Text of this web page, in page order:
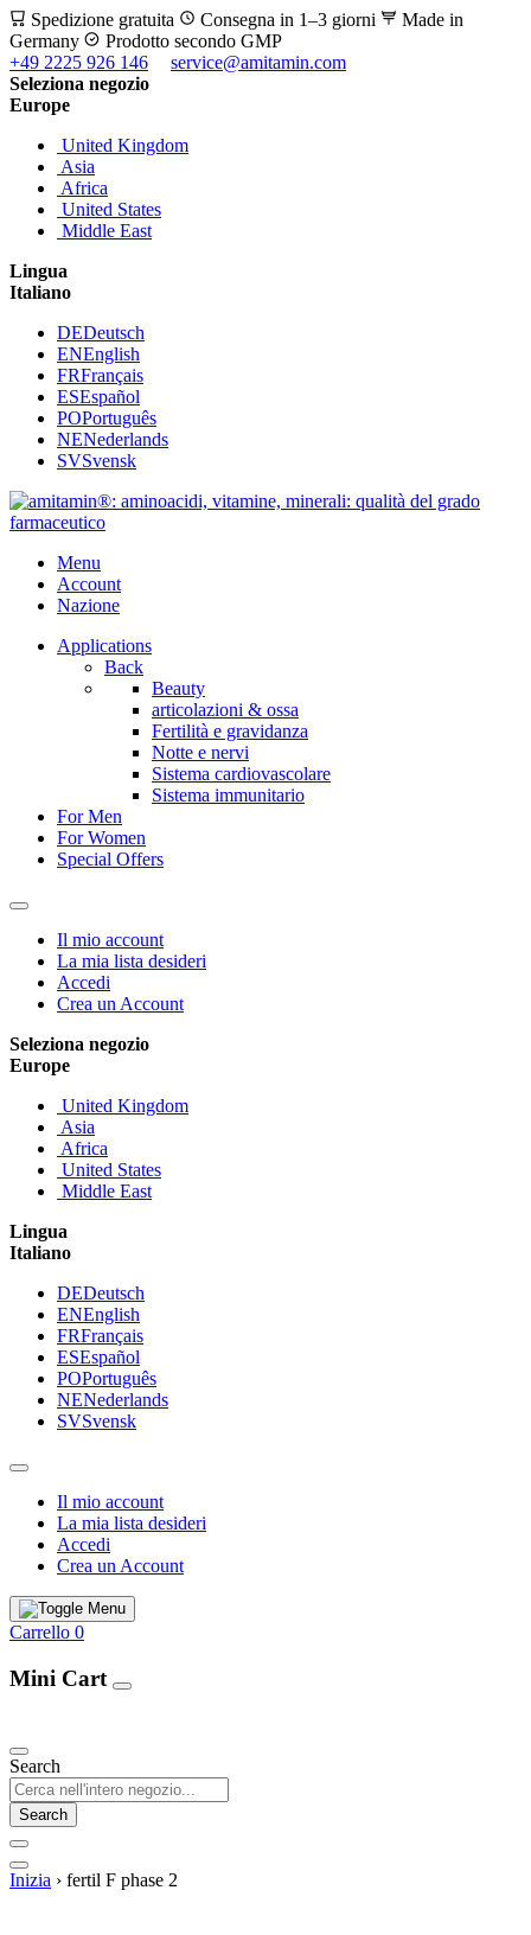
Spedizione gratuita Consegna in 1–3 giorni
Made in
Germany
Prodotto secondo GMP
+49 2225 926 146
service@amitamin.com
Seleziona negozio
Europe
United Kingdom
Asia
Africa
United States
Middle East
Lingua
Italiano
DEDeutsch
ENEnglish
FRFrançais
ESEspañol
POPortuguês
NENederlands
SVSvensk
Menu
Account
Nazione
Applications
Back
Beauty
articolazioni & ossa
Fertilità e gravidanza
Notte e nervi
Sistema cardiovascolare
Sistema immunitario
For Men
For Women
Special Offers
Il mio account
La mia lista desideri
Accedi
Crea un Account
Seleziona negozio
Europe
United Kingdom
Asia
Africa
United States
Middle East
Lingua
Italiano
DEDeutsch
ENEnglish
FRFrançais
ESEspañol
POPortuguês
NENederlands
SVSvensk
Il mio account
La mia lista desideri
Accedi
Crea un Account
Carrello 0
Mini Cart
Search
Search
Inizia › fertil F phase 2